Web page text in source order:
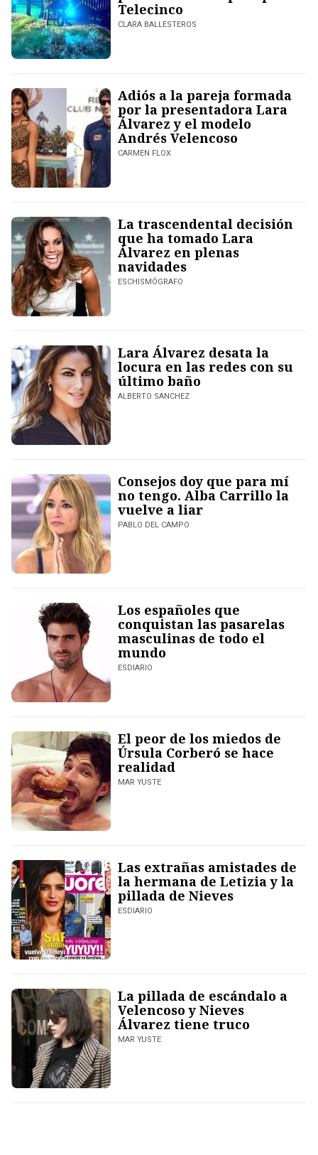
Telecinco
CLARA BALLESTEROS
Adiós a la pareja formada
por la presentadora Lara
Álvarez y el modelo
Andrés Velencoso
CARMEN FLOX
La trascendental decisión
que ha tomado Lara
Álvarez en plenas
navidades
ESCHISMÓGRAFO
Lara Álvarez desata la
locura en las redes con su
último baño
ALBERTO SANCHEZ
Consejos doy que para mí
no tengo. Alba Carrillo la
vuelve a liar
PABLO DEL CAMPO
Los españoles que
conquistan las pasarelas
masculinas de todo el
mundo
ESDIARIO
El peor de los miedos de
Úrsula Corberó se hace
realidad
MAR YUSTE
Las extrañas amistades de
la hermana de Letizia y la
pillada de Nieves
ESDIARIO
La pillada de escándalo a
Velencoso y Nieves
Álvarez tiene truco
MAR YUSTE